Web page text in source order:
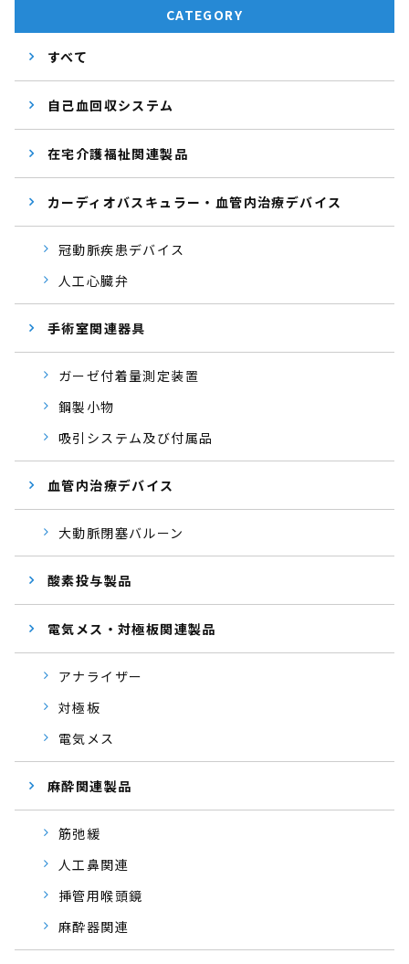
CATEGORY
すべて
自己血回収システム
在宅介護福祉関連製品
カーディオバスキュラー・血管内治療デバイス
冠動脈疾患デバイス
人工心臓弁
手術室関連器具
ガーゼ付着量測定装置
鋼製小物
吸引システム及び付属品
血管内治療デバイス
大動脈閉塞バルーン
酸素投与製品
電気メス・対極板関連製品
アナライザー
対極板
電気メス
麻酔関連製品
筋弛緩
人工鼻関連
挿管用喉頭鏡
麻酔器関連